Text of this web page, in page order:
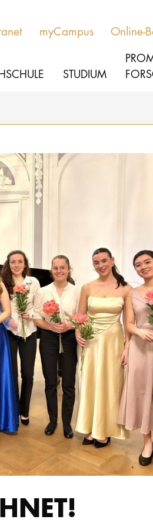
myCampus Online-
STUDIUM
HOCHSCHULE
STUDIUM
PROMOTION,
Intranet
myCampus
Online-Bewerbung
Netzwerk